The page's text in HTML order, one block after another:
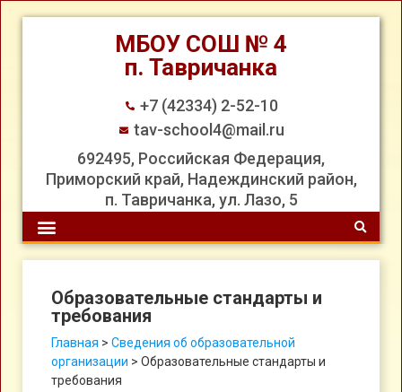
МБОУ СОШ № 4
п. Тавричанка
+7 (42334) 2-52-10
tav-school4@mail.ru
692495, Российская Федерация,
Приморский край, Надеждинский район,
п. Тавричанка, ул. Лазо, 5
Образовательные стандарты и
требования
Главная > Сведения об образовательной
организации > Образовательные стандарты и
требования